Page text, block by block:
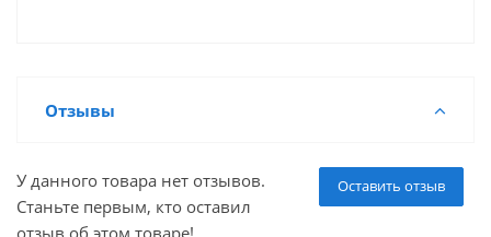
Отзывы
Оставить отзыв
У данного товара нет отзывов.
Станьте первым, кто оставил
отзыв об этом товаре!